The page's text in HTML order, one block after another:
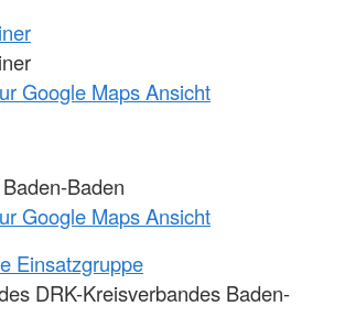
Google Maps Ansicht
Baden
Google Maps Ansicht
Einsatzgruppe
DRK-Kreisverbandes Baden-